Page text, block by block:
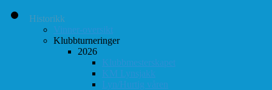
Historikk
Vinner-oversikt
Klubbturneringer
2026
Klubbmesterskapet
KM Lynsjakk
Lyn/Hurtig våren